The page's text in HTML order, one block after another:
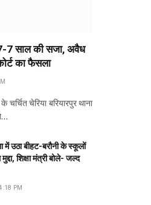
7-7 साल की सजा, अवैध
का फैसला
चेरिया बरियारपुर थाना
में उठा बीहट-बरौनी के स्कूलों
शिक्षा मंत्री बोले- जल्द
PM